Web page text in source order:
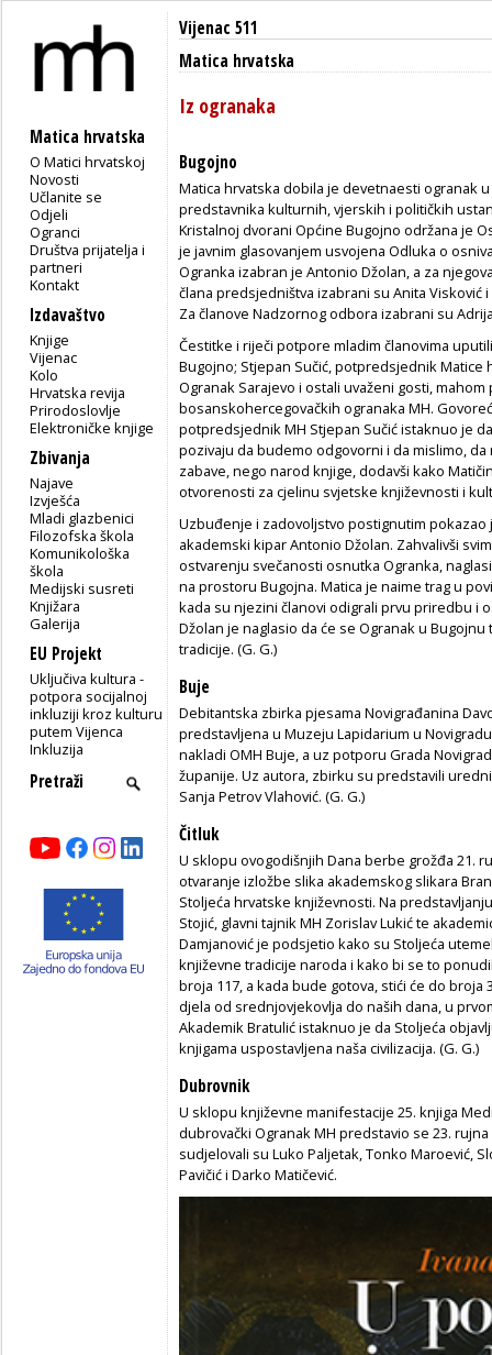
Matica hrvatska
O Matici hrvatskoj
Novosti
Učlanite se
Odjeli
Ogranci
Društva prijatelja i
partneri
Kontakt
Izdavaštvo
Knjige
Vijenac
Kolo
Hrvatska revija
Prirodoslovlje
Elektroničke knjige
Zbivanja
Najave
Izvješća
Mladi glazbenici
Filozofska škola
Komunikološka
škola
Medijski susreti
Knjižara
Galerija
EU Projekt
Uključiva kultura -
potpora socijalnoj
inkluziji kroz kulturu
putem Vijenca
Inkluzija
Vijenac 511
Matica hrvatska
Iz ogranaka
Bugojno
Matica hrvatska dobila je devetnaesti ogranak
predstavnika kulturnih, vjerskih i političkih
Kristalnoj dvorani Općine Bugojno održana je
je javnim glasovanjem usvojena Odluka o
Ogranka izabran je Antonio Džolan, a za
člana predsjedništva izabrani su Anita Visković
Za članove Nadzornog odbora izabrani su
Čestitke i riječi potpore mladim članovima
Bugojno; Stjepan Sučić, potpredsjednik Matice
Ogranak Sarajevo i ostali uvaženi gosti,
bosanskohercegovačkih ogranaka MH.
potpredsjednik MH Stjepan Sučić istaknuo je
pozivaju da budemo odgovorni i da mislimo,
zabave, nego narod knjige, dodavši kako
otvorenosti za cjelinu svjetske književnosti i
Uzbuđenje i zadovoljstvo postignutim
akademski kipar Antonio Džolan. Zahvalivši
ostvarenju svečanosti osnutka Ogranka,
na prostoru Bugojna. Matica je naime trag u
kada su njezini članovi odigrali prvu priredbu i
Džolan je naglasio da će se Ogranak u
tradicije. (G. G.)
Buje
Debitantska zbirka pjesama Novigrađanina
predstavljena u Muzeju Lapidarium u
nakladi OMH Buje, a uz potporu Grada
županije. Uz autora, zbirku su predstavili
Sanja Petrov Vlahović. (G. G.)
Čitluk
U sklopu ovogodišnjih Dana berbe grožđa 21.
otvaranje izložbe slika akademskog slikara
Stoljeća hrvatske književnosti. Na
Stojić, glavni tajnik MH Zorislav Lukić te
Damjanović je podsjetio kako su Stoljeća
književne tradicije naroda i kako bi se to
broja 117, a kada bude gotova, stići će do
djela od srednjovjekovlja do naših dana, u
Akademik Bratulić istaknuo je da Stoljeća
knjigama uspostavljena naša civilizacija. (G. G.)
Dubrovnik
U sklopu književne manifestacije 25. knjiga
dubrovački Ogranak MH predstavio se 23.
sudjelovali su Luko Paljetak, Tonko Maroević,
Pavičić i Darko Matičević.